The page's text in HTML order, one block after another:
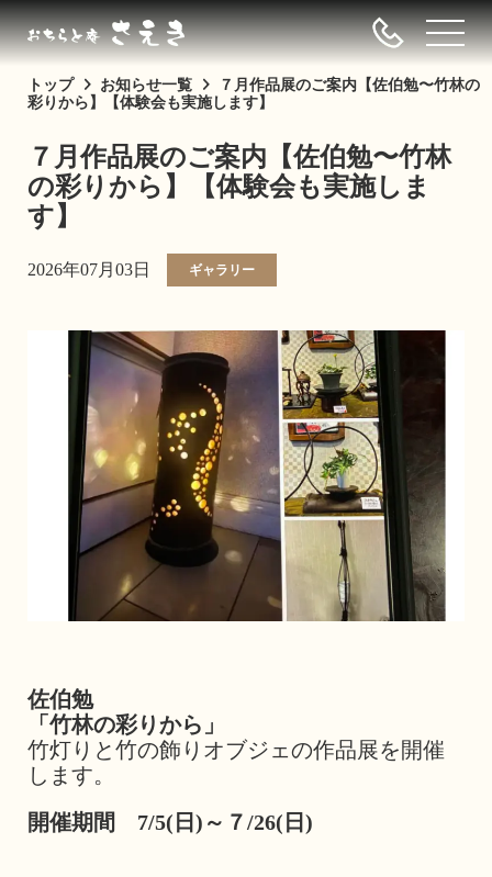
トップ お知らせ一覧
７月作品展のご案内【佐伯勉〜竹林の
彩りから】【体験会も実施します】
７月作品展のご案内【佐伯勉〜竹林
の彩りから】【体験会も実施しま
す】
2026年07月03日 ギャラリー
佐伯勉
「竹林の彩りから」
竹灯りと竹の飾りオブジェの作品展を開催
します。
開催期間 7/5(日)～７/26(日)